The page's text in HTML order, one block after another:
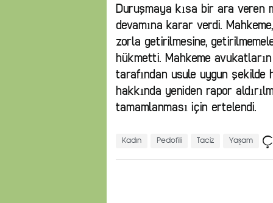
Duruşmaya kısa bir ara veren
devamına karar verdi.
zorla getirilmesine,
hükmetti. Mahkeme
tarafından usule uygun şekilde
hakkında yeniden rapor
tamamlanması için ertelendi.
Kadın Pedofili Taciz Yaşam